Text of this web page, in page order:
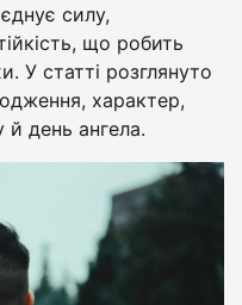
силу,
що робить
У статті розглянуто
характер,
день ангела.